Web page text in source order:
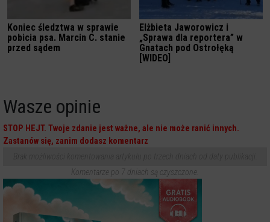
Koniec śledztwa w sprawie
pobicia psa. Marcin C. stanie
przed sądem
Elżbieta Jaworowicz i
„Sprawa dla reportera” w
Gnatach pod Ostrołęką
[WIDEO]
Wasze opinie
STOP HEJT. Twoje zdanie jest ważne, ale nie może ranić innych.
Zastanów się, zanim dodasz komentarz
Komentarze po 7 dniach są czyszczone.